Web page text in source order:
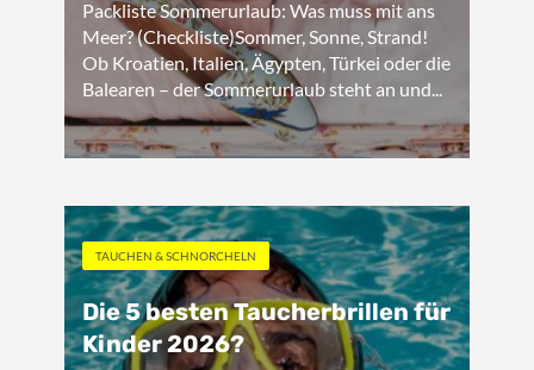
Packliste Sommerurlaub: Was muss mit ans
Meer? (Checkliste)Sommer, Sonne, Strand!
Ob Kroatien, Italien, Ägypten, Türkei oder die
Balearen – der Sommerurlaub steht an und...
TAUCHEN & SCHNORCHELN
Die 5 besten Taucherbrillen für
Kinder 2026?